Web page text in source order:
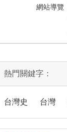
網站導覽
熱門關鍵字：
台灣史 台灣